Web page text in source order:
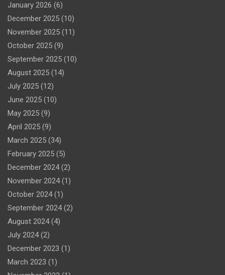
January 2026 (6)
December 2025 (10)
November 2025 (11)
October 2025 (9)
September 2025 (10)
August 2025 (14)
July 2025 (12)
June 2025 (10)
May 2025 (9)
April 2025 (9)
March 2025 (34)
February 2025 (5)
December 2024(2)
November 2024(1)
October 2024(1)
September 2024(2)
August 2024(4)
July 2024(2)
December 2023 (1)
March 2023 (1)